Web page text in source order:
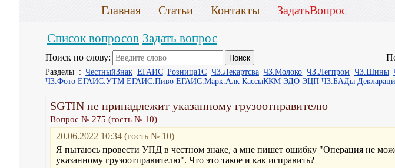
Главная Статьи Контакты ЗадатьВопрос
Список вопросов Задать вопрос
Поиск по слову:
Разделы :ЧестныйЗнак ЕГАИС Розница1С ЧЗ.Лекартсва ЧЗ.Молоко ЧЗ.Легпром ЧЗ.Шины
ЧЗ.Фото ЕГАИС.УТМ ЕГАИС.Пиво ЕГАИС.Марк.Алк КассыККМ ЭДО ЭЦП ЧЗ.БАДы
SGTIN не принадлежит указанному грузоотправителю
Вопрос № 275 (гость № 10)
20.06.2022 10:34 (гость № 10)
Я пытаюсь провести УПД в честном знаке, а мне пишет ошибку "Операция не
указанному грузоотправителю". Что это такое и как исправить?